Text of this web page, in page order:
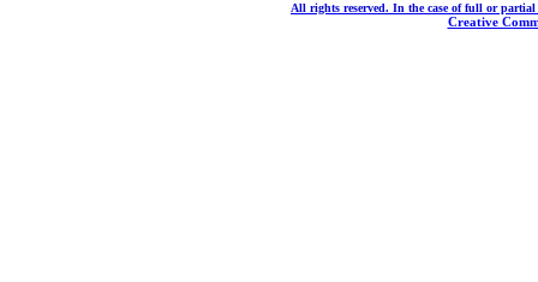
All rights reserved. In the case of full or
Creative